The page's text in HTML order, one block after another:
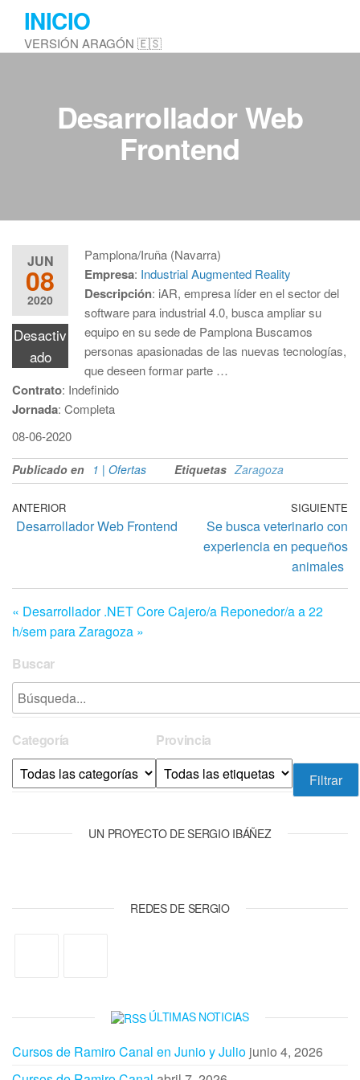
Saltar
contenido
INICIO
VERSIÓN ARAGÓN 🇪🇸
Desarrollador Web
Frontend
JUN
08
2020
Desactiv
ado
Pamplona/Iruña (Navarra)
Empresa: Industrial Augmented Reality
Descripción: iAR, empresa líder en el sector del
software para industrial 4.0, busca ampliar su
equipo en su sede de Pamplona Buscamos
personas apasionadas de las nuevas tecnologías,
que deseen formar parte …
Contrato: Indefinido
Jornada: Completa
08-06-2020
Publicado en 1 | Ofertas Etiquetas Zaragoza
Navegación
de
Entrada
anterior
ANTERIOR
Desarrollador Web Frontend
SIGUIENTE
Se busca veterinario con
experiencia en pequeños
animales
« Desarrollador .NET CoreCajero/a Reponedor/a a 22
h/sem para Zaragoza »
Buscar
Categoría Provincia
UN PROYECTO DE SERGIO IBÁÑEZ
REDES DE SERGIO
ÚLTIMAS NOTICIAS
Cursos de Ramiro Canal en Junio y Julio junio 4, 2026